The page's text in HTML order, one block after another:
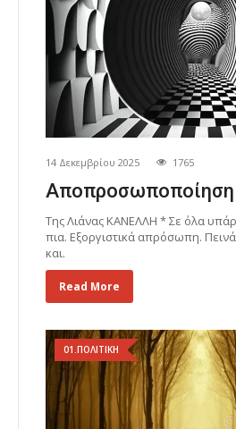
14 Δεκεμβρίου 2025 1765
Αποπροσωποποίηση
Της Λιάνας ΚΑΝΕΛΛΗ * Σε όλα
πια. Εξοργιστικά απρόσωπη.
και.
Read More
01.ΠΟΛΙΤΙΚΗ